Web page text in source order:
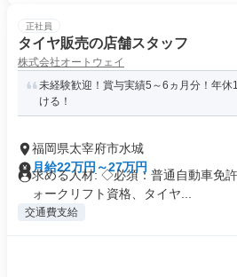
正社員
タイヤ販売の店舗スタッフ
株式会社オートウェイ
未経験歓迎！賞与実績5～6ヵ月分！年
ける！
福岡県太宰府市水城
月給22万円～27万円
求める人材: ◇必須：普通自動車免
ォークリフト資格、タイヤ...
交通費支給